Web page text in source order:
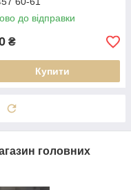
до відправки
₴
Купити
головних